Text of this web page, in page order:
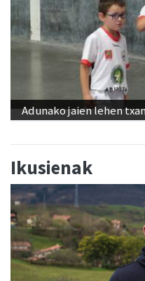
Adunako jaien lehen
Ikusienak